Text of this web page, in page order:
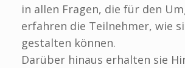
in allen Fragen, die für den
erfahren die Teilnehmer, wie
gestalten können.
Darüber hinaus erhalten sie